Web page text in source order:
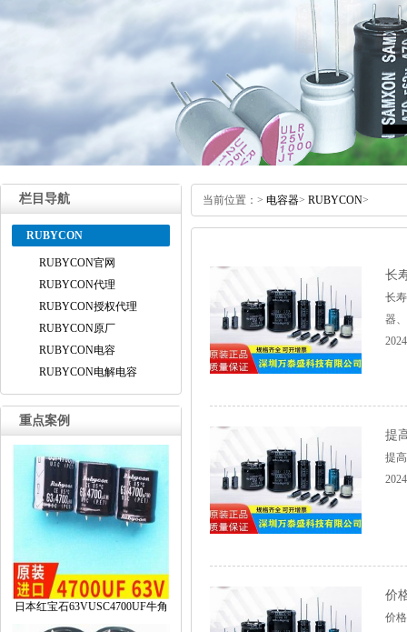
栏目导航
RUBYCON
RUBYCON官网
RUBYCON代理
RUBYCON授权代理
RUBYCON原厂
RUBYCON电容
RUBYCON电解电容
重点案例
日本红宝石63VUSC4700UF牛角
当前位置： > 电容器> RUBYCON>
长
长
器
提
提
价
价